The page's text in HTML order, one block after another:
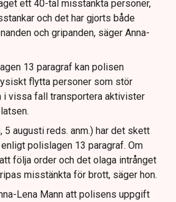
ett 40-tal misstänkta personer,
och det har gjorts både
och gripanden, säger Anna-
13 paragraf kan polisen
flytta personer som stör
i vissa fall transportera aktivister
5 augusti reds. anm.) har det skett
polislagen 13 paragraf. Om
följa order och det olaga intrånget
misstänkta för brott, säger hon.
Lena Mann att polisens uppgift